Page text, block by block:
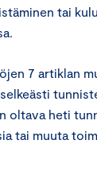
tai
7 artiklan
oltava heti
tai muuta